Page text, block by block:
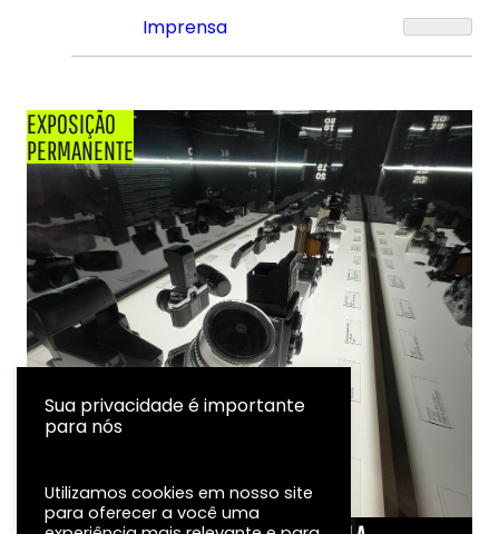
Imprensa
EXPOSIÇÃO
PERMANENTE
Sua privacidade é importante
para nós
Utilizamos cookies em nosso site
para oferecer a você uma